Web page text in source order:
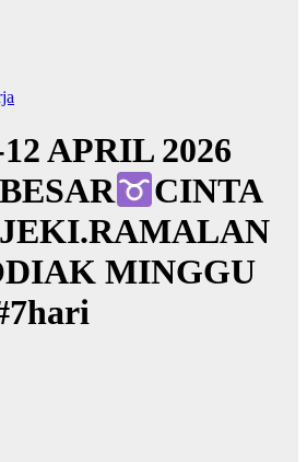
APRIL 2026
CINTA
MINGGU